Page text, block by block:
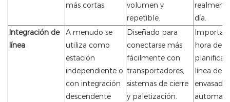
más cortas.
volumen y
repetible.
día.
Integración de
línea
A menudo se
utiliza como
estación
independiente o
con integración
descendente
Diseñado para
conectarse más
fácilmente con
transportadores,
sistemas de cierre
y paletización.
hora de
planificar
línea de
envasado